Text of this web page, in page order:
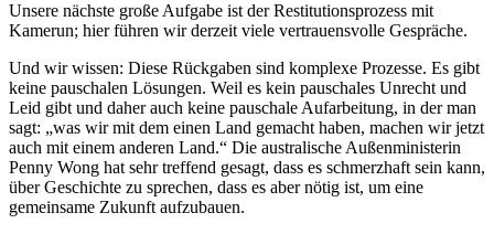
Unsere nächste große Aufgabe ist der Restitutionsprozess mit
Kamerun; hier führen wir derzeit viele vertrauensvolle Gespräche.
Und wir wissen: Diese Rückgaben sind komplexe Prozesse. Es gibt
keine pauschalen Lösungen. Weil es kein pauschales Unrecht und
Leid gibt und daher auch keine pauschale Aufarbeitung, in der man
sagt: „was wir mit dem einen Land gemacht haben, machen wir jetzt
auch mit einem anderen Land.“ Die australische Außenministerin
Penny Wong hat sehr treffend gesagt, dass es schmerzhaft sein kann,
über Geschichte zu sprechen, dass es aber nötig ist, um eine
gemeinsame Zukunft aufzubauen.